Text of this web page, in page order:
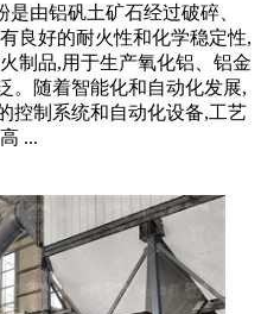
由铝矾土矿石经过破碎、
良好的耐火性和化学稳定性,
制品,用于生产氧化铝、铝金
。随着智能化和自动化发展,
控制系统和自动化设备,工艺
...